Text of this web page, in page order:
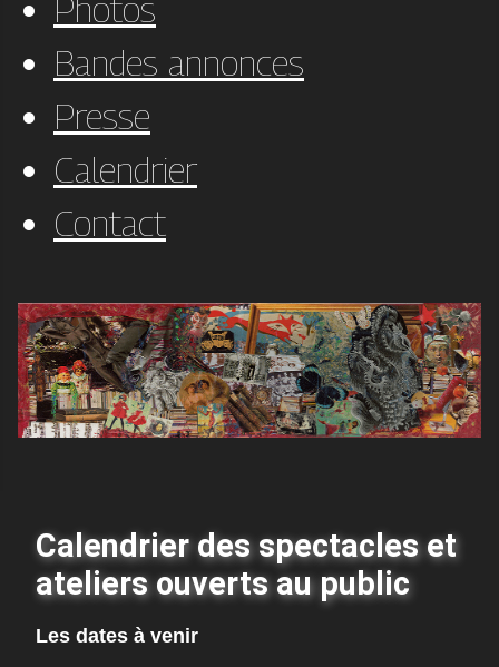
Photos
Bandes annonces
Presse
Calendrier
Contact
Calendrier des spectacles et
ateliers ouverts au public
Les dates à venir